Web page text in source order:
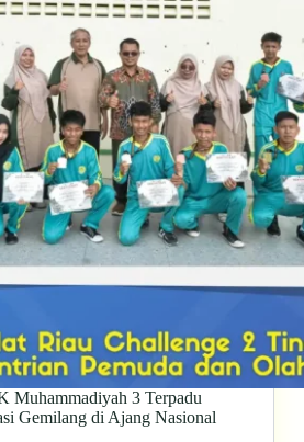
Muhammadiyah 3 Terpadu
Gemilang di Ajang Nasional